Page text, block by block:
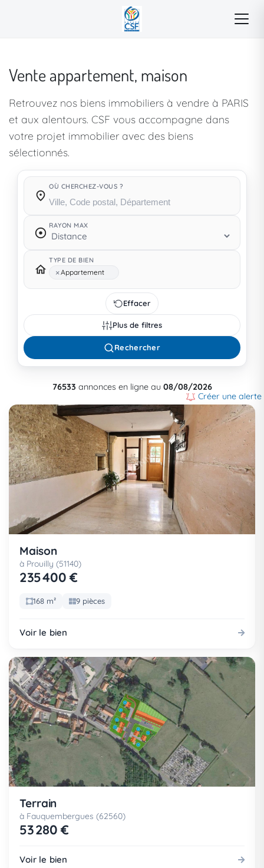
Vente appartement, maison
Retrouvez nos biens immobiliers à vendre à PARIS
et aux alentours. CSF vous accompagne dans
votre projet immobilier avec des biens
sélectionnés.
OÙ CHERCHEZ-VOUS ?
RAYON MAX
TYPE DE BIEN
×Appartement
Effacer
Plus de filtres
Rechercher
76533 annonces en ligne au 08/08/2026
Créer une alerte
Maison
à Prouilly (51140)
235 400 €
168 m² 9 pièces
Voir le bien
Terrain
à Fauquembergues (62560)
53 280 €
Voir le bien